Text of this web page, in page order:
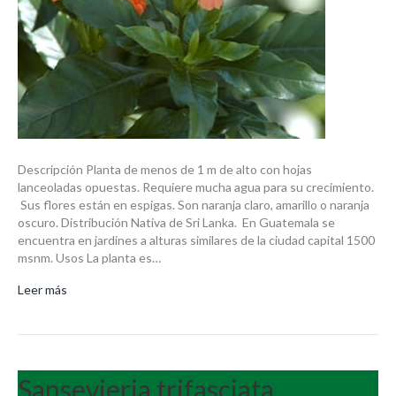
Descripción Planta de menos de 1 m de alto con hojas
lanceoladas opuestas. Requiere mucha agua para su crecimiento.
Sus flores están en espigas. Son naranja claro, amarillo o naranja
oscuro. Distribución Nativa de Sri Lanka. En Guatemala se
encuentra en jardines a alturas similares de la ciudad capital 1500
msnm. Usos La planta es…
Leer más
Sansevieria trifasciata